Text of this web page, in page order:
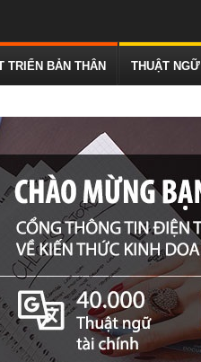
TRIỂN BẢN THÂN THUẬT NGỮ